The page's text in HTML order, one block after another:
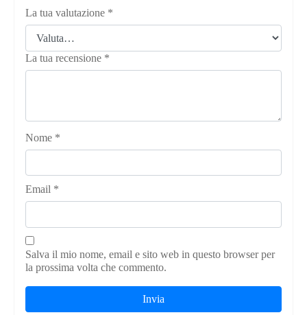
La tua valutazione *
La tua recensione *
Nome *
Email *
Salva il mio nome, email e sito web in questo browser per
la prossima volta che commento.